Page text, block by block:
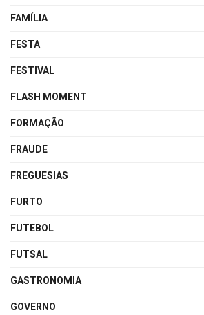
FAMÍLIA
FESTA
FESTIVAL
FLASH MOMENT
FORMAÇÃO
FRAUDE
FREGUESIAS
FURTO
FUTEBOL
FUTSAL
GASTRONOMIA
GOVERNO